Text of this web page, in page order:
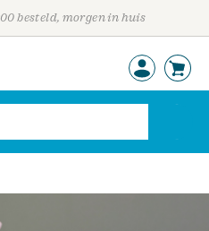
besteld, morgen in huis